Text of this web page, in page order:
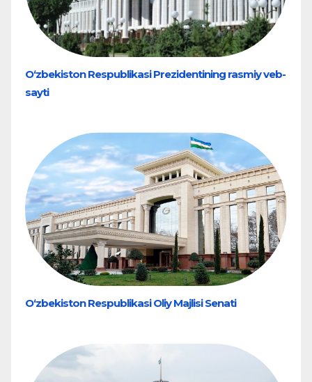
O‘zbekiston Respublikasi Prezidentining rasmiy veb-
sayti
O‘zbekiston Respublikasi Oliy Majlisi Senati